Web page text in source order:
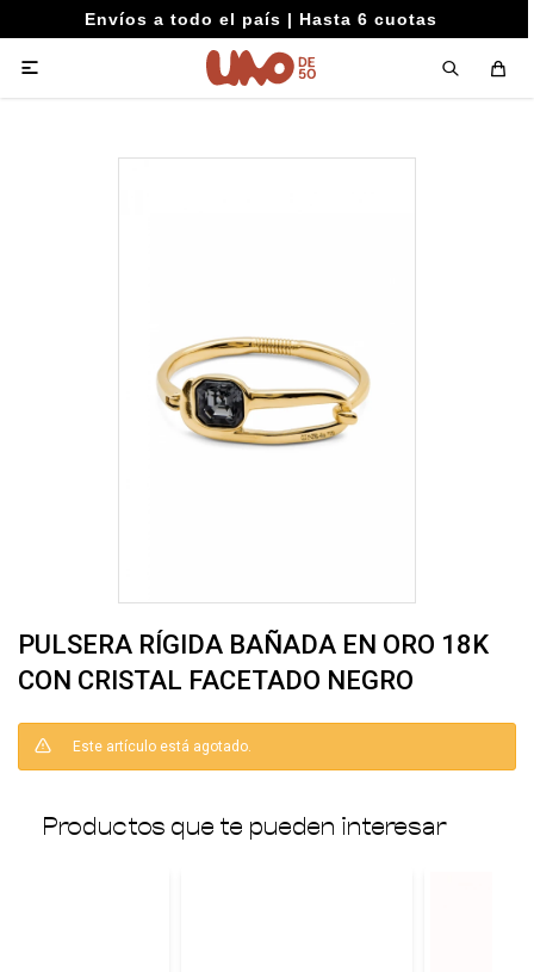
Envíos a todo el país | Hasta 6 cuotas

PULSERA RÍGIDA BAÑADA EN ORO 18K
CON CRISTAL FACETADO NEGRO
Este artículo está agotado.
Productos que te pueden interesar